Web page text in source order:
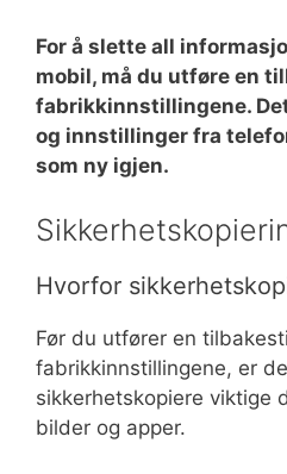
For å slette all
mobil, må du utføre en
fabrikkinnstillingene.
og innstillinger fra
som ny igjen.
Hvorfor
Før du utfører en
fabrikkinnstillingene, er
sikkerhetskopiere viktige
bilder og apper.